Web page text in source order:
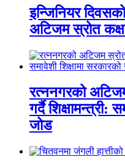
इन्जिनियर
अटिजम स्रोत
रत्ननगरको
गर्दै शिक्षामन्त्री:
जोड